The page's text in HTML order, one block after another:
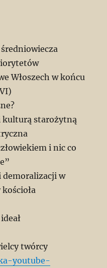
Włoszech w końcu
kulturą starożytną
i nic co
w
twórcy
youtube-